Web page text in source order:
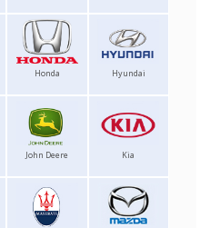
Honda Hyundai
John Deere Kia